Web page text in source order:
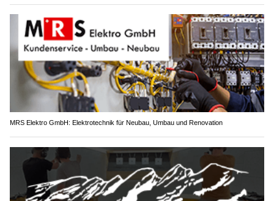
MRS Elektro GmbH: Elektrotechnik für Neubau, Umbau und Renovation